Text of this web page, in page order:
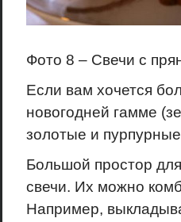
Фото 8 – Свечи с
Если вам хочется
новогодней гамме
золотые и
Большой простор
свечи. Их можно
Например,